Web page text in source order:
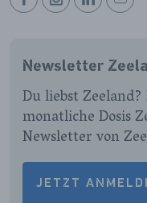
BEKIJK
PAGINA
BEKIJK
PAGINA
BEKIJK
PAGINA
Newsletter
Du liebst
monatliche Dosis
Newsletter von
JETZT